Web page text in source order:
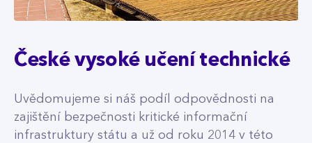
České vysoké učení technické
Uvědomujeme si náš podíl odpovědnosti na
zajištění bezpečnosti kritické informační
infrastruktury státu a už od roku 2014 v této